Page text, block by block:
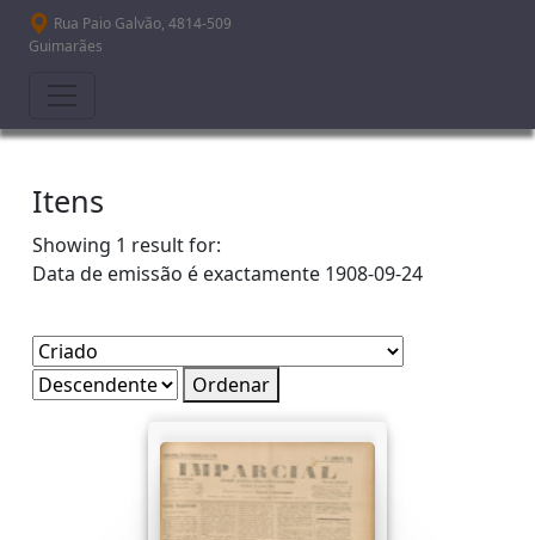
Passar para o conteúdo principal
Rua Paio Galvão, 4814-509
Guimarães
Itens
Showing 1 result for:
Data de emissão é exactamente 1908-09-24
Ordenar